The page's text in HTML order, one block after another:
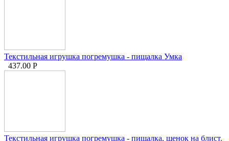
Текстильная игрушка погремушка - пищалка Умка
437.00 Р
Текстильная игрушка погремушка - пищалка, щенок на блист.